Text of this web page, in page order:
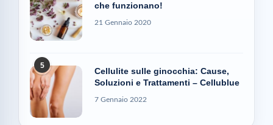
che funzionano!
21 Gennaio 2020
5
Cellulite sulle ginocchia: Cause,
Soluzioni e Trattamenti – Cellublue
7 Gennaio 2022